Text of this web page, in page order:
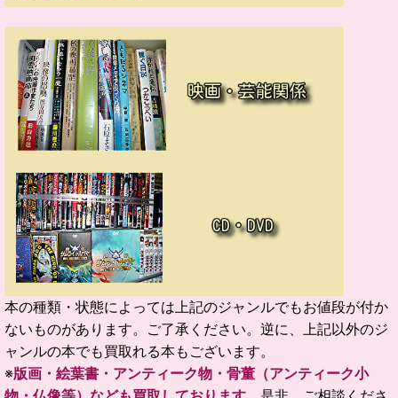
本の種類・状態によっては上記のジャンルでもお値段が付か
ないものがあります。ご了承ください。逆に、上記以外のジ
ャンルの本でも買取れる本もございます。
※版画・絵葉書・アンティーク物・骨董（アンティーク小